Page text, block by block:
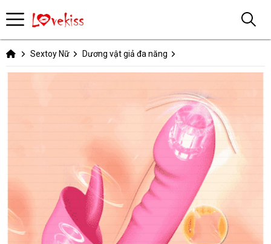
Sextoy Nữ Dương vật giả đa năng